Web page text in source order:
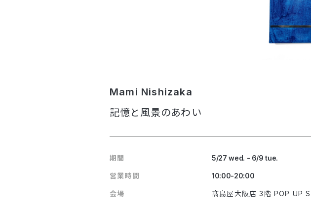
Mami Nishizaka
記憶と風景のあわい
期間 5/27 wed. - 6/9 tue.
営業時間 10:00-20:00
会場 髙島屋大阪店 3階 POP UP